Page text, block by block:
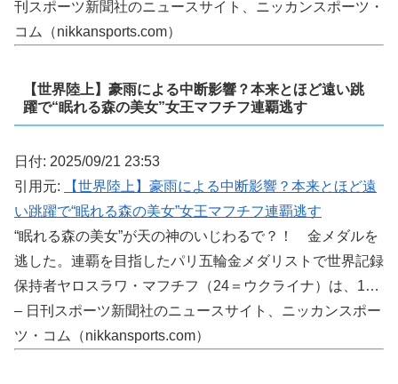
刊スポーツ新聞社のニュースサイト、ニッカンスポーツ・
コム（nikkansports.com）
【世界陸上】豪雨による中断影響？本来とほど遠い跳
躍で“眠れる森の美女”女王マフチフ連覇逃す
日付: 2025/09/21 23:53
引用元:
【世界陸上】豪雨による中断影響？本来とほど遠
い跳躍で“眠れる森の美女”女王マフチフ連覇逃す
“眠れる森の美女”が天の神のいじわるで？！ 金メダルを
逃した。連覇を目指したパリ五輪金メダリストで世界記録
保持者ヤロスラワ・マフチフ（24＝ウクライナ）は、1…
– 日刊スポーツ新聞社のニュースサイト、ニッカンスポー
ツ・コム（nikkansports.com）